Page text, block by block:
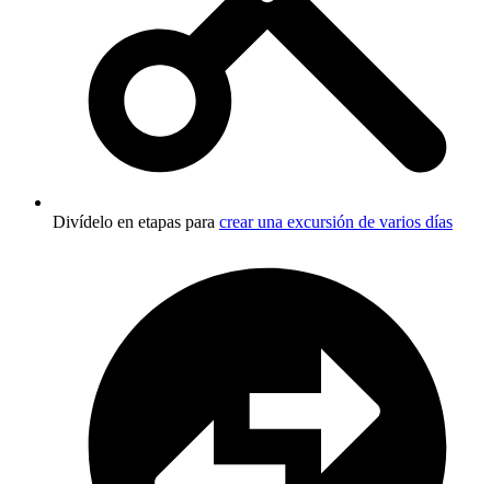
Divídelo en etapas para crear una excursión de varios días